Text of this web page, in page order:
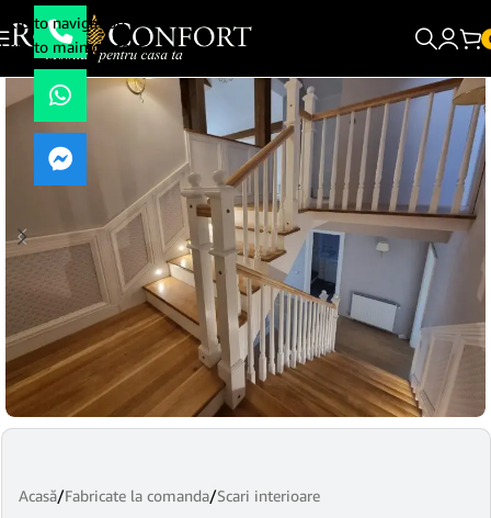
Skip to navigation
Skip to main content
Acasă/Fabricate la comanda/Scari interioare